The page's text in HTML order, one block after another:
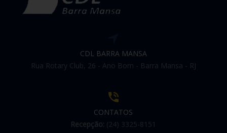
CDL BARRA MANSA
Rua Rotary Club, 26 - Ano Bom - Barra Mansa - RJ
CONTATOS
Recepção: (24) 3325-8151